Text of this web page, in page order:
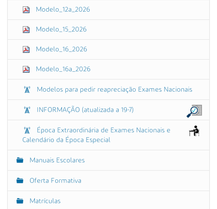
Modelo_12a_2026
Modelo_15_2026
Modelo_16_2026
Modelo_16a_2026
Modelos para pedir reapreciação Exames Nacionais
INFORMAÇÃO (atualizada a 19-7)
Época Extraordinária de Exames Nacionais e
Calendário da Época Especial
Manuais Escolares
Oferta Formativa
Matrículas